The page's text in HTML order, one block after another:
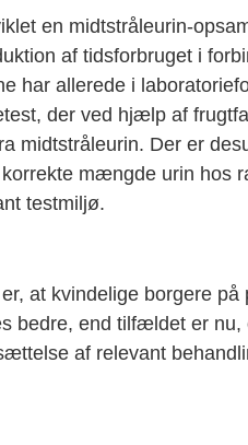
en midtstråleurin-
af tidsforbruget i
har allerede i
der ved hjælp af
midtstråleurin. Der er
mængde urin hos
testmiljø.
at kvindelige borgere
bedre, end tilfældet er
af relevant